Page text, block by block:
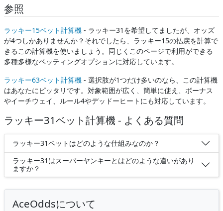
参照
ラッキー15ベット計算機 - ラッキー31を希望してましたが、オッズ
が4つしかありませんか？それでしたら、ラッキー15の払戻を計算で
きるこの計算機を使いましょう。同じくこのページで利用ができる
多種多様なベッティングオプションに対応しています。
ラッキー63ベット計算機 - 選択肢が1つだけ多いのなら、この計算機
はあなたにピッタリです。対象範囲が広く、簡単に使え、ボーナス
やイーチウェイ、ルール4やデッドーヒートにも対応しています。
ラッキー31ベット計算機 - よくある質問
ラッキー31ベットはどのような仕組みなのか？
ラッキー31はスーパーヤンキーとはどのような違いがあり
ますか？
AceOddsについて